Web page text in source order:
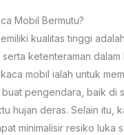
Mobil Bermutu?
kualitas tinggi
ketenteraman
mobil ialah untuk
pengendara, baik di
hujan deras. Selain itu,
minimalisir resiko luka